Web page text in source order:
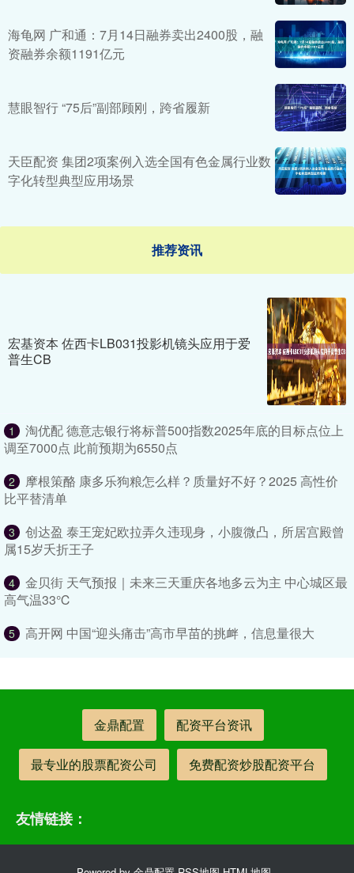
海龟网 广和通：7月14日融券卖出2400股，融
资融券余额1191亿元
慧眼智行 “75后”副部顾刚，跨省履新
天臣配资 集团2项案例入选全国有色金属行业数
字化转型典型应用场景
推荐资讯
宏基资本 佐西卡LB031投影机镜头应用于爱
普生CB
1
淘优配 德意志银行将标普500指数2025年底的目标点位上
调至7000点 此前预期为6550点
2
摩根策酪 康多乐狗粮怎么样？质量好不好？2025 高性价
比平替清单
3
创达盈 泰王宠妃欧拉弄久违现身，小腹微凸，所居宫殿曾
属15岁夭折王子
4
金贝街 天气预报｜未来三天重庆各地多云为主 中心城区最
高气温33℃
5 高开网 中国“迎头痛击”高市早苗的挑衅，信息量很大
金鼎配置 配资平台资讯
最专业的股票配资公司 免费配资炒股配资平台
友情链接：